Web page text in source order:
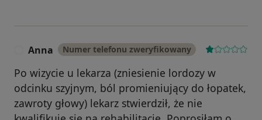
Anna Numer telefonu zweryfikowany
Po wizycie u lekarza (zniesienie lordozy w
odcinku szyjnym, ból promieniujący do łopatek,
zawroty głowy) lekarz stwierdził, że nie